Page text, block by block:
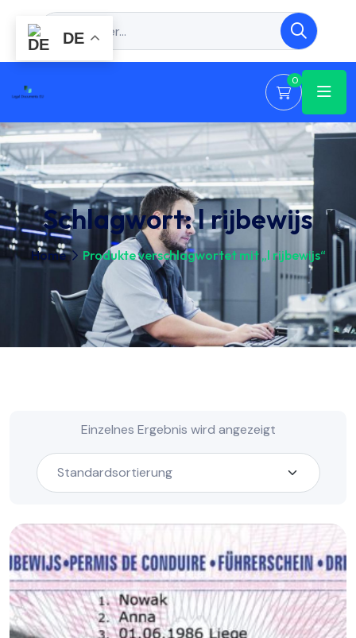
0
Schlagwort:l rijbewijs
Home Produkte verschlagwortet mit „l rijbewijs“
Einzelnes Ergebnis wird angezeigt
DE